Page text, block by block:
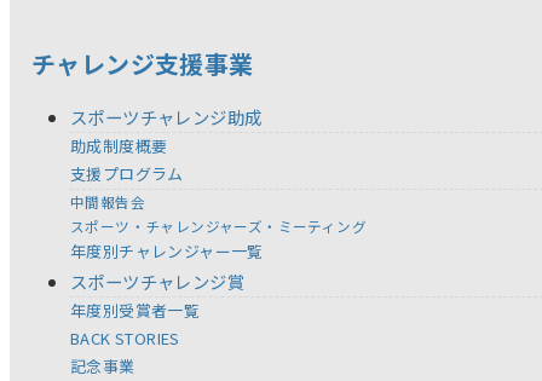
チャレンジ支援事業
スポーツチャレンジ助成
助成制度概要
支援プログラム
中間報告会
スポーツ・チャレンジャーズ・ミーティング
年度別チャレンジャー一覧
スポーツチャレンジ賞
年度別受賞者一覧
BACK STORIES
記念事業